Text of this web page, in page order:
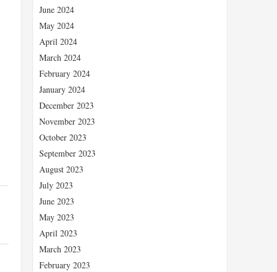
June 2024
May 2024
April 2024
March 2024
February 2024
January 2024
December 2023
November 2023
October 2023
September 2023
August 2023
July 2023
June 2023
May 2023
April 2023
March 2023
February 2023